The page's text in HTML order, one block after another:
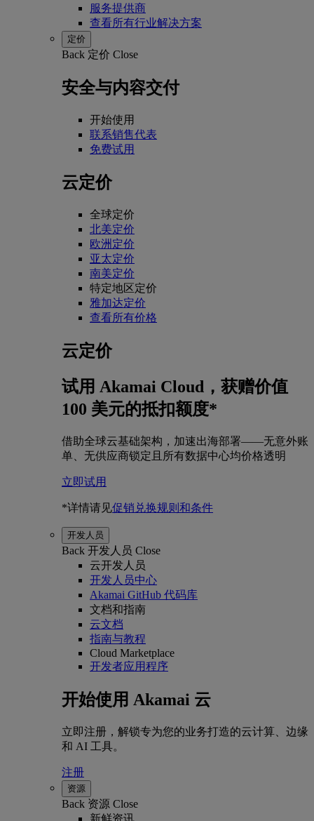
服务提供商
查看所有行业解决方案
定价
Back 定价 Close
安全与内容交付
开始使用
联系销售代表
免费试用
云定价
全球定价
北美定价
欧洲定价
亚太定价
南美定价
特定地区定价
雅加达定价
查看所有价格
云定价
试用 Akamai Cloud，获赠价值
100 美元的抵扣额度*
借助全球云基础架构，加速出海部署——无意外账
单、无供应商锁定且所有数据中心均价格透明
立即试用
*详情请见促销兑换规则和条件
开发人员
Back 开发人员 Close
云开发人员
开发人员中心
Akamai GitHub 代码库
文档和指南
云文档
指南与教程
Cloud Marketplace
开发者应用程序
开始使用 Akamai 云
立即注册，解锁专为您的业务打造的云计算、边缘
和 AI 工具。
注册
资源
Back 资源 Close